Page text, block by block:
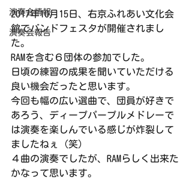
演奏会情報
演奏会報告
2017年10月15日、右京ふれあい文化会
館でバンドフェスタが開催されまし
た。
RAMを含む６団体の参加でした。
日頃の練習の成果を聞いていただける
良い機会だったと思います。
今回も幅の広い選曲で、団員が好きで
あろう、ディープパープルメドレーで
は演奏を楽しんでいる感じが炸裂して
ましたねぇ（笑）
４曲の演奏でしたが、RAMらしく出来た
かなって思います。